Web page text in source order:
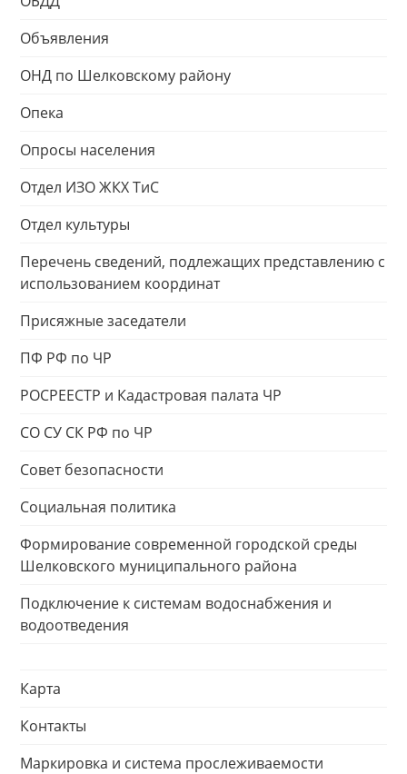
Объявления
ОНД по Шелковскому району
Опека
Опросы населения
Отдел ИЗО ЖКХ ТиС
Отдел культуры
Перечень сведений, подлежащих представлению с
использованием координат
Присяжные заседатели
ПФ РФ по ЧР
РОСРЕЕСТР и Кадастровая палата ЧР
СО СУ СК РФ по ЧР
Совет безопасности
Социальная политика
Формирование современной городской среды
Шелковского муниципального района
Подключение к системам водоснабжения и
водоотведения
Карта
Контакты
Маркировка и система прослеживаемости